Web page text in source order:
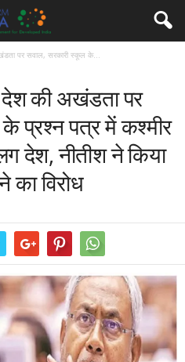
पर सवाल, सरकारी स्कूल के...
की अखंडता पर
प्रश्न पत्र में कश्मीर
देश, नीतीश ने किया
विरोध